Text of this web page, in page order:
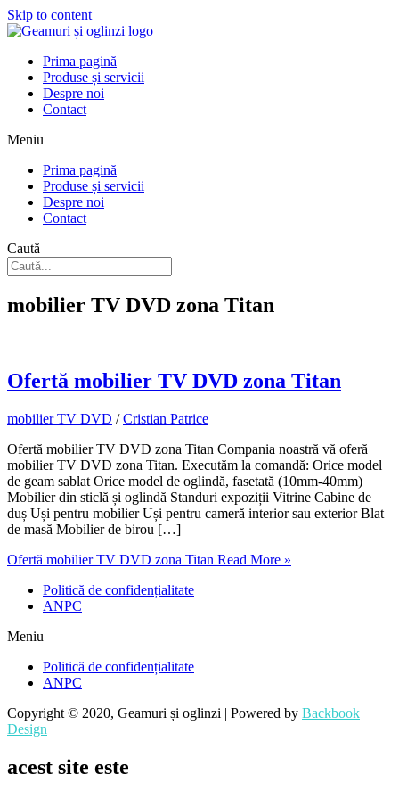
Skip to content
Prima pagină
Produse și servicii
Despre noi
Contact
Meniu
Prima pagină
Produse și servicii
Despre noi
Contact
Caută
mobilier TV DVD zona Titan
Ofertă mobilier TV DVD zona Titan
mobilier TV DVD /Cristian Patrice
Ofertă mobilier TV DVD zona Titan Compania noastră vă oferă
mobilier TV DVD zona Titan. Executăm la comandă: Orice model
de geam sablat Orice model de oglindă, fasetată (10mm-40mm)
Mobilier din sticlă și oglindă Standuri expoziții Vitrine Cabine de
duș Uși pentru mobilier Uși pentru cameră interior sau exterior Blat
de masă Mobilier de birou […]
Ofertă mobilier TV DVD zona Titan Read More »
Politică de confidențialitate
ANPC
Meniu
Politică de confidențialitate
ANPC
Copyright © 2020, Geamuri și oglinzi | Powered by Backbook
Design
acest site este